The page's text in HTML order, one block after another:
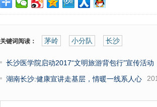
关键词阅读： 茅岭 小分队 长沙
长沙医学院启动2017“文明旅游背包行”宣传活动
湖南长沙:健康宣讲走基层，情暖一线系人心